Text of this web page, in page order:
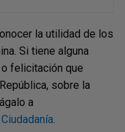
plantea la necesidad
que, además de
a los indígenas
la utilidad de los
Si tiene alguna
felicitación que
sobre la
a
.